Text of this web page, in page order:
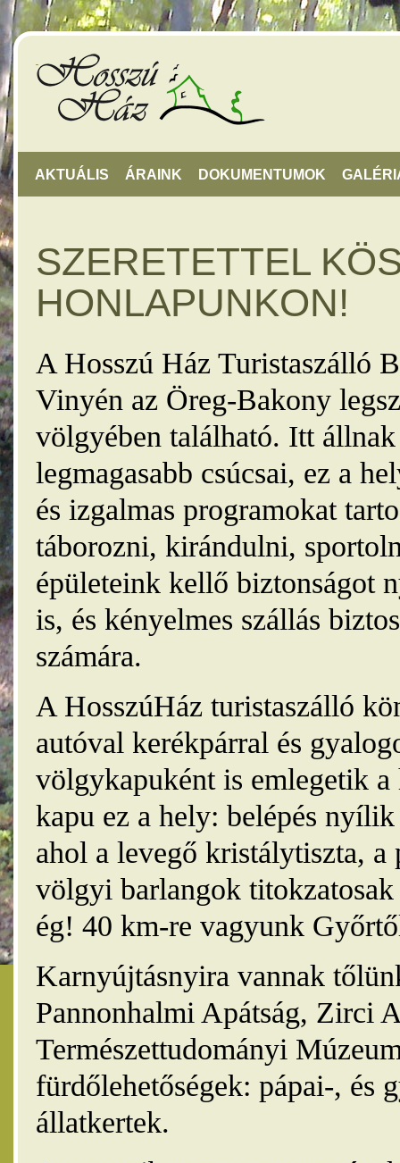
AKTUÁLIS ÁRAINK DOKUMENTUMOK
SZERETETTEL
HONLAPUNKON!
A Hosszú Ház Turistaszálló
Vinyén az Öreg-Bakony
völgyében található. Itt
legmagasabb csúcsai, ez a
és izgalmas programokat
táborozni, kirándulni,
épületeink kellő biztonságot
is, és kényelmes szállás
számára.
A HosszúHáz turistaszálló
autóval kerékpárral és
völgykapuként is emlegetik
kapu ez a hely: belépés
ahol a levegő kristálytiszta, a
völgyi barlangok
ég! 40 km-re vagyunk
Karnyújtásnyira vannak
Pannonhalmi Apátság, Zirci
Természettudományi
fürdőlehetőségek: pápai-, és
állatkertek.